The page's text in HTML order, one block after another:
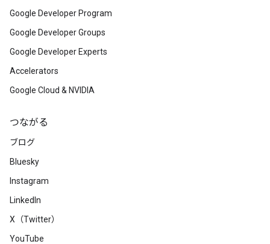
Google Developer Program
Google Developer Groups
Google Developer Experts
Accelerators
Google Cloud & NVIDIA
つながる
ブログ
Bluesky
Instagram
LinkedIn
X（Twitter）
YouTube